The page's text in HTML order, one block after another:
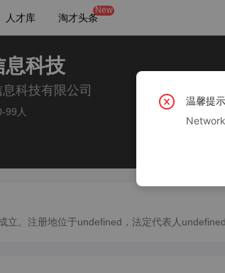
人才库 淘才头条
New
息科技
科技有限公司
99人
立。注册地位于undefined，法定代表人
温馨提示